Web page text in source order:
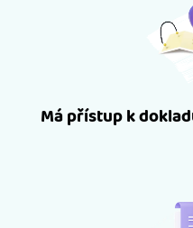
Má přístup k